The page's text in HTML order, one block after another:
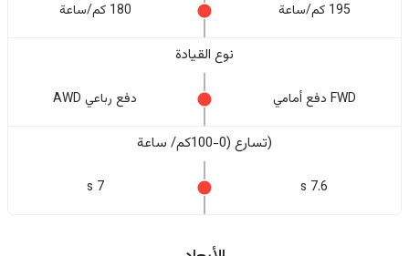
195 كم/ساعة 180 كم/ساعة
نوع القيادة
FWD دفع أمامي دفع رباعي AWD
(تسارع (0-100كم/ ساعة
7.6 s
7 s